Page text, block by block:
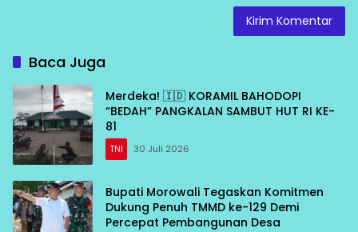
Baca Juga
Merdeka! 🇮🇩 KORAMIL BAHODOPI
“BEDAH” PANGKALAN SAMBUT HUT RI KE-
81
TNI 30 Juli 2026
Bupati Morowali Tegaskan Komitmen
Dukung Penuh TMMD ke-129 Demi
Percepat Pembangunan Desa